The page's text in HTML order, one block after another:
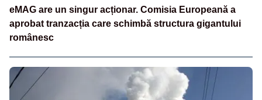
eMAG are un singur acționar. Comisia Europeană a
aprobat tranzacția care schimbă structura gigantului
românesc